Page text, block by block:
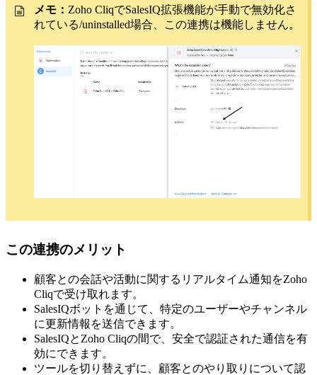
メモ： Zoho CliqでSalesIQ拡張機能が手動で無効化さ
れている/uninstalled場合、この連携は機能しません。
この連携のメリット
顧客との会話や活動に関するリアルタイム通知をZoho
Cliqで受け取れます。
SalesIQボットを通じて、特定のユーザーやチャンネル
に更新情報を送信できます。
SalesIQとZoho Cliqの間で、安全で認証された通信を有
効にできます。
ツールを切り替えずに、顧客とのやり取りについて認